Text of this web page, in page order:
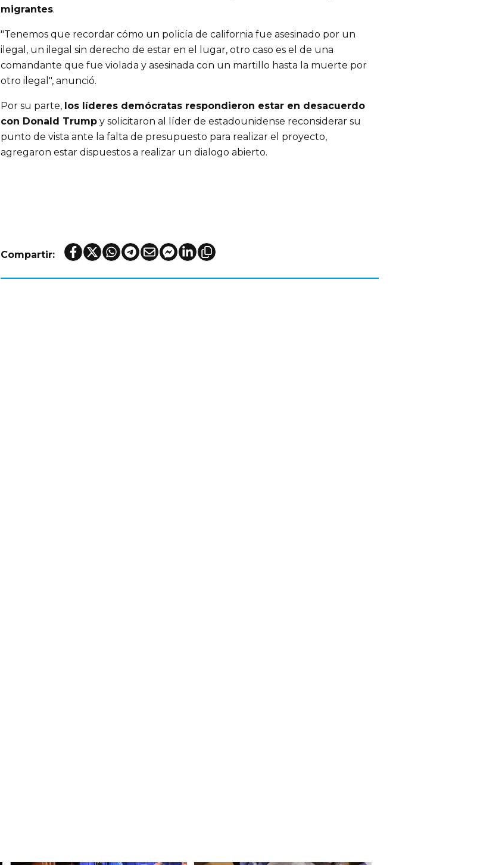
migrantes.
"Tenemos que recordar cómo un policía de california fue asesinado por un
ilegal, un ilegal sin derecho de estar en el lugar, otro caso es el de una
comandante que fue violada y asesinada con un martillo hasta la muerte por
otro ilegal", anunció.
Por su parte, los líderes demócratas respondieron estar en desacuerdo
con Donald Trump y solicitaron al líder de estadounidense reconsiderar su
punto de vista ante la falta de presupuesto para realizar el proyecto,
agregaron estar dispuestos a realizar un dialogo abierto.
Compartir: